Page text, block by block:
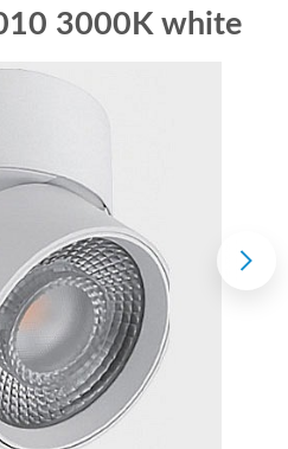
3000K white